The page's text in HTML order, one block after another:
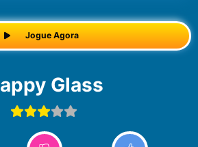
Jogue Agora
Happy Glass